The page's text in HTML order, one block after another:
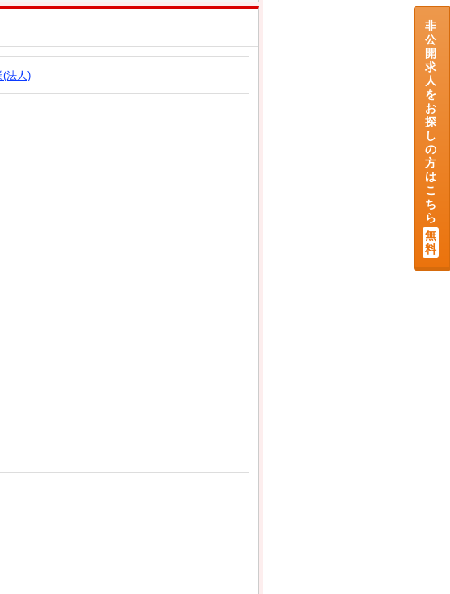
(法人)
非
公
開
求
人
を
お
探
し
の
方
は
こ
ち
ら
無
料